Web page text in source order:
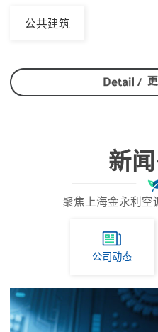
公共建筑
新
聚焦上海金永利空
公司动态